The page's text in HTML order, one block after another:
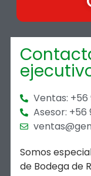
Ventas: +56
Asesor: +56
Somos
de Bodega de